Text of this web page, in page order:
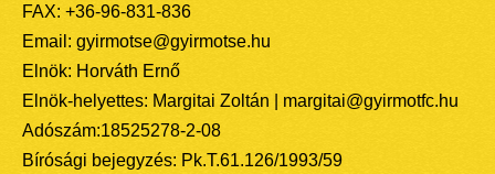
FAX: +36-96-831-836
Email: gyirmotse@gyirmotse.hu
Elnök: Horváth Ernő
Elnök-helyettes: Margitai Zoltán | margitai@gyirmotfc.hu
Adószám:18525278-2-08
Bírósági bejegyzés: Pk.T.61.126/1993/59